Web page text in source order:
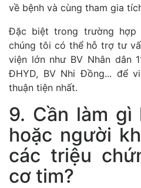
về bệnh và cùng tham gia
Đặc biệt trong trường hợp
chúng tôi có thể hỗ trợ tư
viện lớn như BV Nhân dân
ĐHYD, BV Nhi Đồng... để
thuận tiện nhất.
9. Cần làm gì
hoặc người
các triệu
cơ tim?